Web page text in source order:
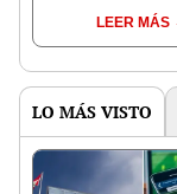
LEER MÁS
LO MÁS VISTO